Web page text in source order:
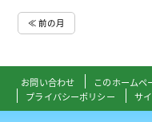
≪ 前の月
お問い合わせ このホームペ
プライバシーポリシー
サ